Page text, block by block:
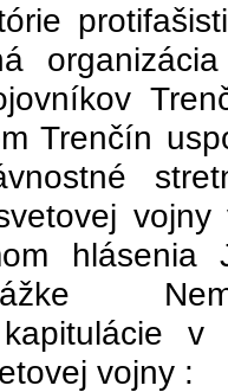
Trenčín
kapitulácie
vojny :